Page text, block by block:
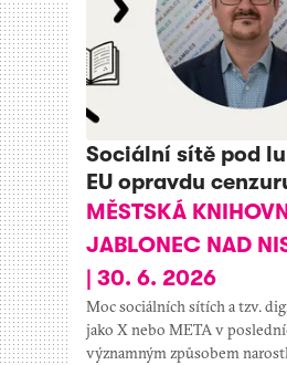
Sociální sítě pod
EU opravdu
MĚSTSKÁ
JABLONEC NAD
| 30. 6. 2026
Moc sociálních sítích a tzv.
jako X nebo META v
významným způsobem